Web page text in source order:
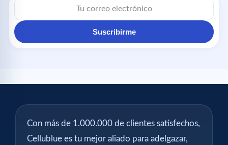
Suscribirme
Con más de 1.000.000 de clientes satisfechos,
Cellublue es tu mejor aliado para adelgazar,